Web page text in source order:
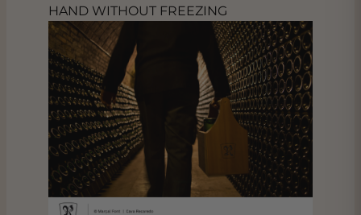
HAND WITHOUT FREEZING